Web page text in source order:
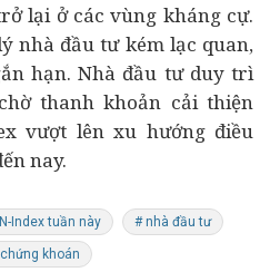
lại ở các vùng kháng cự.
nhà đầu tư kém lạc quan,
hạn. Nhà đầu tư duy trì
thanh khoản cải thiện
vượt lên xu hướng điều
nay.
Index tuần này # nhà đầu tư
khoán